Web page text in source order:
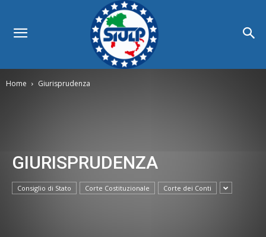
Home Giurisprudenza
GIURISPRUDENZA
Consiglio di Stato Corte Costituzionale Corte dei Conti